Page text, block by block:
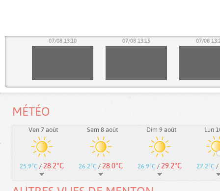
07/08 13:10 07/08 13:15 07/08
MÉTÉO
Ven 7 août
25.9°C / 28.2°C
Sam 8 août
26.2°C / 28.0°C
Dim 9 août
26.9°C / 29.2°C
Lun
27.2°C /